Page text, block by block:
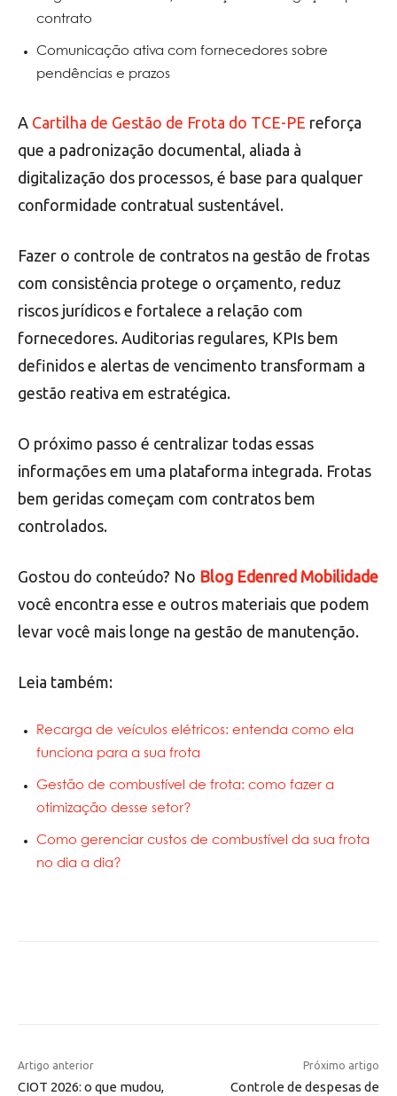
contrato
Comunicação ativa com fornecedores sobre
pendências e prazos
A Cartilha de Gestão de Frota do TCE-PE reforça
que a padronização documental, aliada à
digitalização dos processos, é base para qualquer
conformidade contratual sustentável.
Fazer o controle de contratos na gestão de frotas
com consistência protege o orçamento, reduz
riscos jurídicos e fortalece a relação com
fornecedores. Auditorias regulares, KPIs bem
definidos e alertas de vencimento transformam a
gestão reativa em estratégica.
O próximo passo é centralizar todas essas
informações em uma plataforma integrada. Frotas
bem geridas começam com contratos bem
controlados.
Gostou do conteúdo? No Blog Edenred Mobilidade
você encontra esse e outros materiais que podem
levar você mais longe na gestão de manutenção.
Leia também:
Recarga de veículos elétricos: entenda como ela
funciona para a sua frota
Gestão de combustível de frota: como fazer a
otimização desse setor?
Como gerenciar custos de combustível da sua frota
no dia a dia?
Artigo anterior
CIOT 2026: o que mudou,
Próximo artigo
Controle de despesas de